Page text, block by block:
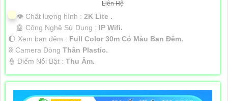
Liên Hệ
👁 Chất lượng hình : 2K Lite .
🤖️ Công Nghệ Sử Dụng : IP Wifi.
🌔 Xem ban đêm : Full Color 30m Có Màu Ban Ðêm.
⛓ Camera Dòng Thân Plastic.
️👮 Điểm Nỗi Bật : Thu Âm.